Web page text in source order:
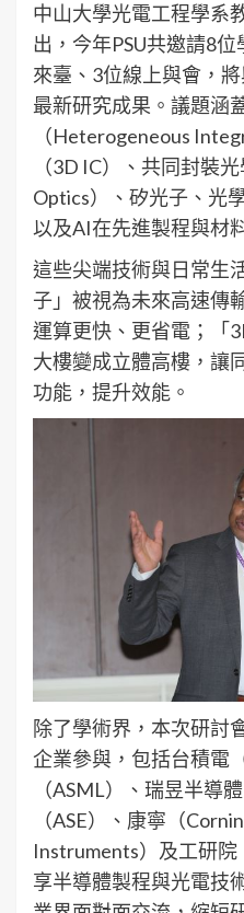
中山大學光電工程學系
出，今年PSU共邀請8
來臺、3位線上與會，
最新研究成果。議題涵
（Heterogeneous
（3D IC）、共同封裝
Optics）、矽光子、光
以及AI在先進製程與材
這些尖端技術與日常生
子」被視為未來高速傳
運算更快、更省電；「
大樓變成立體高樓，讓
功能，提升效能。
除了學術界，本次研討
企業參與，包括台積電
（ASML）、瑞昱半導
（ASE）、康寧（
Instruments）及工研
享半導體製程與光電技